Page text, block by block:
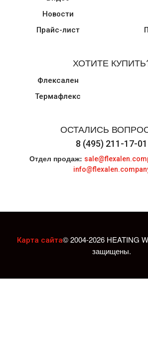
Новости
Прайс-лист
ХОТИТЕ
Флексален
Термафлекс
ОСТАЛИСЬ
8 (495) 211-17-01
Отдел продаж:
Карта сайта© 2004-2026 HEATING
защищены.